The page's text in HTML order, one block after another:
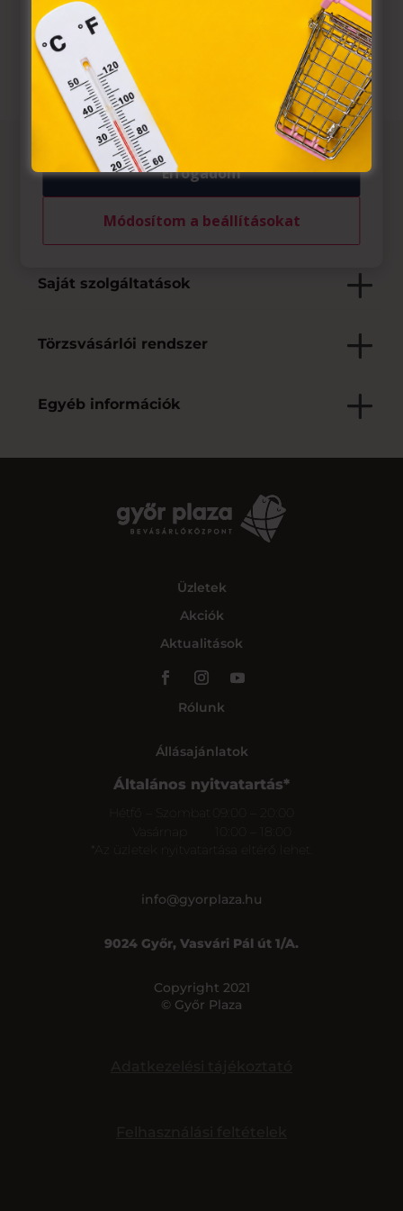
 Weboldal
Az üzletről
Elfogadott fizetési eszközök
Saját szolgáltatások
Törzsvásárlói rendszer
Egyéb információk
Üzletek
Akciók
Aktualitások
Rólunk
Állásajánlatok
Általános nyitvatartás*
*Az üzletek nyitvatartása eltérő lehet.
info@gyorplaza.hu
9024 Győr, Vasvári Pál út 1/A.
Copyright 2021
© Győr Plaza
egyes kérdéseiről szóló 2001. évi CVIII. törvény, valamint
az Európai Unió előírásainak megfelelően használjuk.
Azon weblapoknak, melyek az Európai Unió országain
belül működnek, a „sütik" használatához, és ezeknek a
felhasználó számítógépén vagy egyéb eszközén történő
tárolásához a felhasználók hozzájárulását kell kérniük.
Elfogadom
Módosítom a beállításokat